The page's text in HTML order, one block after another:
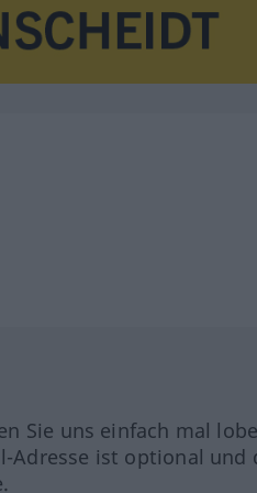
Sie uns einfach mal
Adresse ist optional und